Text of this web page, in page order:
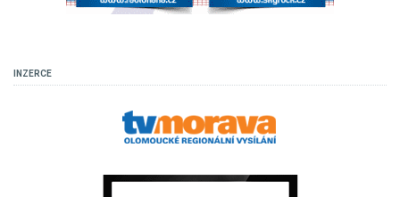
INZERCE